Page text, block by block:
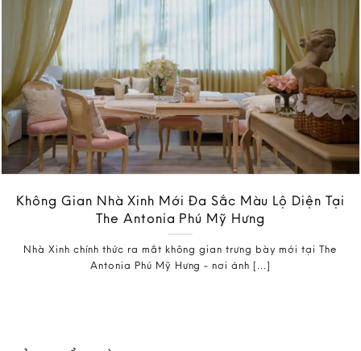
Không Gian Nhà Xinh Mới Đa Sắc Màu Lộ Diện Tại
The Antonia Phú Mỹ Hưng
Nhà Xinh chính thức ra mắt không gian trưng bày mới tại The
Antonia Phú Mỹ Hưng - nơi ánh [...]